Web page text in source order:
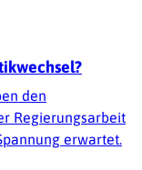
den
Regierungsarbeit
erwartet.